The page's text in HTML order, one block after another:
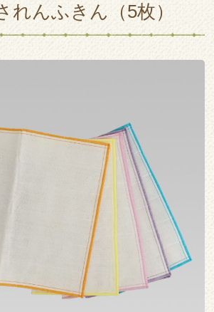
れんふきん（5枚）